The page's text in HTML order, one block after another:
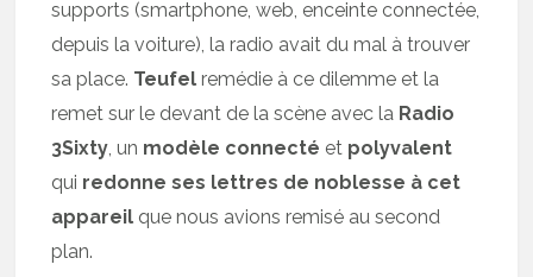
supports (smartphone, web, enceinte connectée,
depuis la voiture), la radio avait du mal à trouver
sa place. Teufelremédie à ce dilemme et la
remet sur le devant de la scène avec la Radio
3Sixty, un modèle connecté et polyvalent
qui redonne ses lettres de noblesse à cet
appareil que nous avions remisé au second
plan.